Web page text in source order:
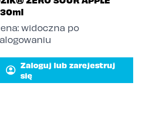
widoczna po
Zaloguj lub zarejestruj
się